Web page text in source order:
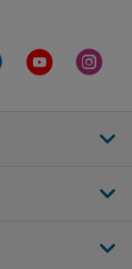
de Allianz
page Twitter de
sur la page
Aller sur la
Aller